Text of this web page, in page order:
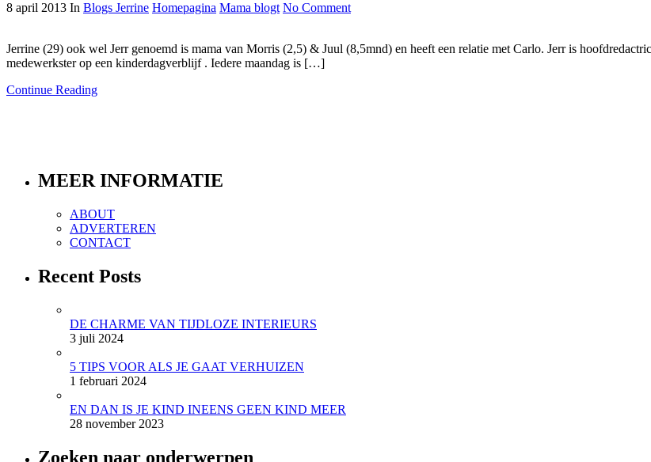
8 april 2013 In Blogs Jerrine Homepagina Mama blogt No Comment
Jerrine (29) ook wel Jerr genoemd is mama van Morris (2,5) & Juul (8,5mnd) en heeft een relatie met Carlo. Jerr is
medewerkster op een kinderdagverblijf . Iedere maandag is […]
Continue Reading
MEER INFORMATIE
ABOUT
ADVERTEREN
CONTACT
Recent Posts
DE CHARME VAN TIJDLOZE INTERIEURS
3 juli 2024
5 TIPS VOOR ALS JE GAAT VERHUIZEN
1 februari 2024
EN DAN IS JE KIND INEENS GEEN KIND MEER
28 november 2023
Zoeken naar onderwerpen